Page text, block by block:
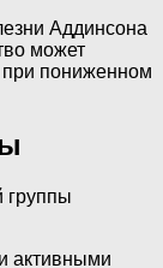
Аддинсона
может
при пониженном
группы
активными